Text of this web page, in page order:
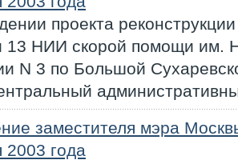
проекта
13 НИИ скорой помощи им.
N 3 по Большой
заместителя мэра
2003 года